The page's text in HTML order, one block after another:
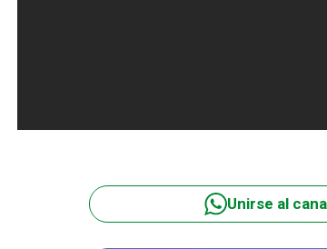
Unirse al